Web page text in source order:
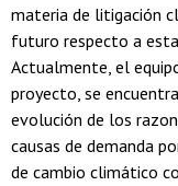
materia de litigación
futuro respecto a
Actualmente, el
proyecto, se
evolución de los
causas de demanda
de cambio climático